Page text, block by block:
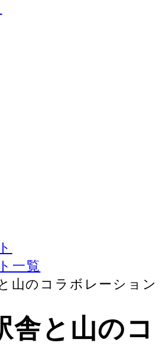
一覧
山のコラボレーション
舎と山のコ